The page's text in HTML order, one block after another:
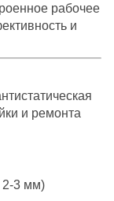
рабочее
и
и ремонта
2-3 мм)